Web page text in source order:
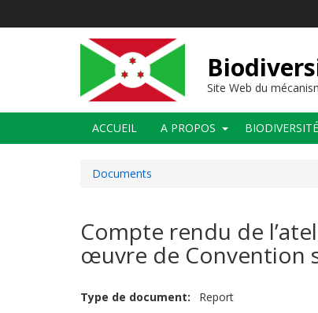
Site Web du
Main
navigation
ACCUEIL A PROPOS BIODIVERSITÉ
Documents
Compte rendu de
œuvre de Convention
Type de document Report